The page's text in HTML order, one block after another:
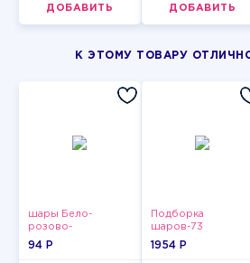
ДОБАВИТЬ ДОБАВИТЬ
К ЭТОМУ ТОВАРУ
шары Бело-
розово-
фиолетово-
94 P
Подборка
шаров-73
1954 P